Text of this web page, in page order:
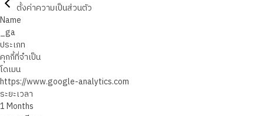
ตั้งค่าความเป็นส่วนตัว
Name
_ga
ประเภท
คุกกี้ที่จำเป็น
โดเมน
https://www.google-analytics.com
ระยะเวลา
1 Months